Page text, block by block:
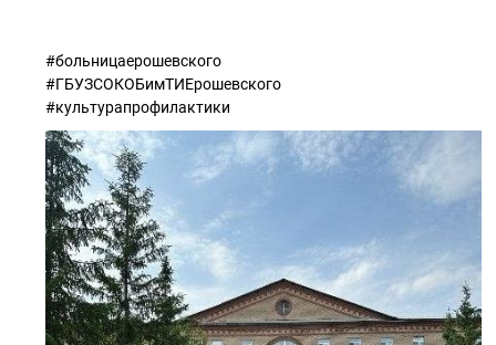
#больницаерошевского
#ГБУЗСОКОБимТИЕрошевского
#культурапрофилактики